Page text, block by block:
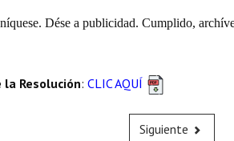
Dése a publicidad. Cumplido,
la Resolución: CLIC AQUÍ
Siguiente